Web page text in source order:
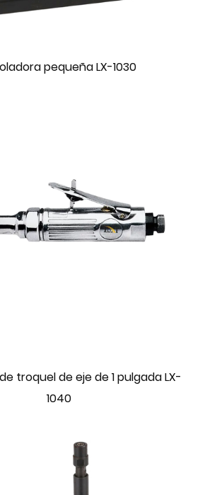
pequeña LX-1030
troquel de eje de 1 pulgada LX-
1040